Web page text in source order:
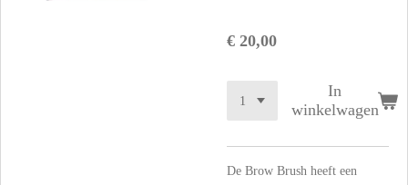
€ 20,00
In
winkelwagen
De Brow Brush heeft een